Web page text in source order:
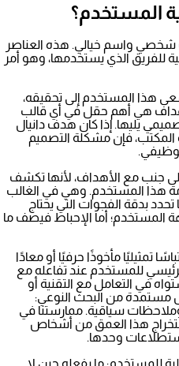
المستخدم؟
واسم خيالي. هذه العناصر
للفريق الذي يستخدمها، وهو أمر
هذا المستخدم إلى تحقيقه،
هي أهم حقل في أي قالب
يليها. إذا كان هدف دانيال
المكتب، فإن مشكلة التصميم
جنب مع الأهداف، لأنها تكشف
هذا المستخدم. وهي في الغالب
تحدد بدقة الفجوات التي يحتاج
المستخدم؛ أما الإحباط فيصف ما
مأخوذًا حرفيًا أو معادًا
للمستخدم عند تفاعله مع
في التعامل مع التقنية أو
مستمدة من البحث النوعي:
سياقية. ممارستنا في
هذا العمق من أشخاص
وحدها.